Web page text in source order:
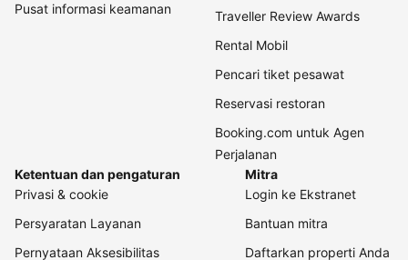
Pusat informasi keamanan
Traveller Review Awards
Rental Mobil
Pencari tiket pesawat
Reservasi restoran
Booking.com untuk Agen
Perjalanan
Ketentuan dan pengaturan
Privasi & cookie
Persyaratan Layanan
Pernyataan Aksesibilitas
Mitra
Login ke Ekstranet
Bantuan mitra
Daftarkan properti Anda